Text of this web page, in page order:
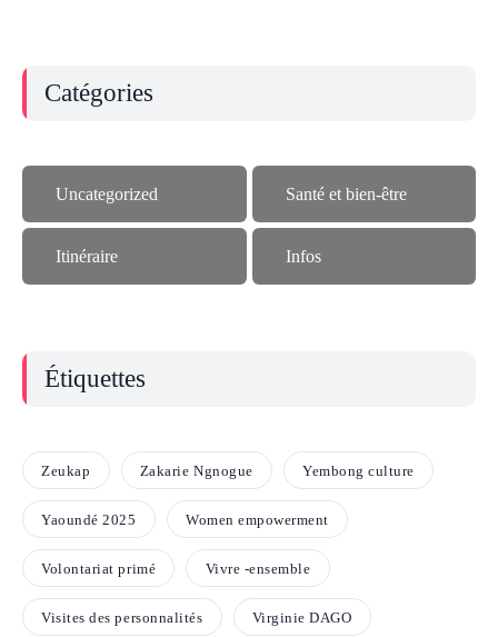
Catégories
Uncategorized Santé et bien-être
Itinéraire Infos
Étiquettes
Zeukap Zakarie Ngnogue Yembong culture
Yaoundé 2025 Women empowerment
Volontariat primé Vivre -ensemble
Visites des personnalités Virginie DAGO